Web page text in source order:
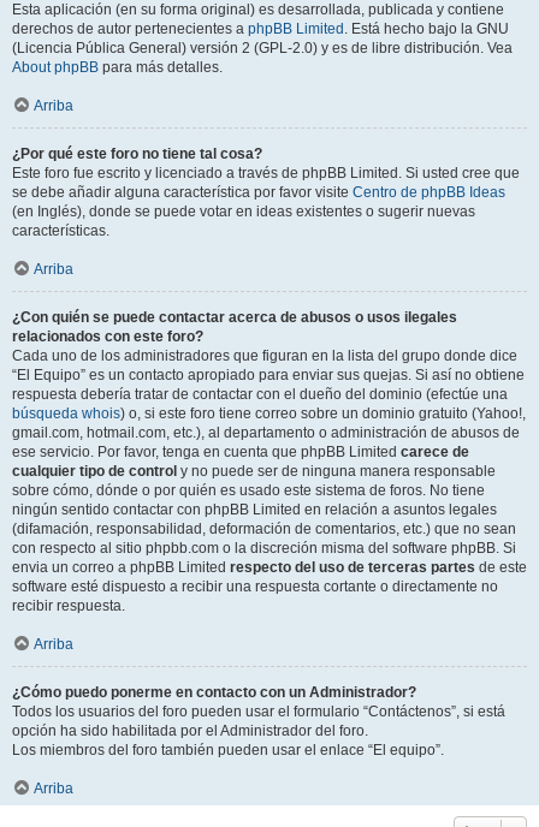
Esta aplicación (en su forma original) es desarrollada, publicada y contiene
derechos de autor pertenecientes a phpBB Limited . Está hecho bajo la GNU
(Licencia Pública General) versión 2 (GPL-2.0) y es de libre distribución. Vea
About phpBB para más detalles.
Arriba
¿Por qué este foro no tiene tal cosa?
Este foro fue escrito y licenciado a través de phpBB Limited. Si usted cree que
se debe añadir alguna característica por favor visite Centro de phpBB Ideas
(en Inglés), donde se puede votar en ideas existentes o sugerir nuevas
características.
Arriba
¿Con quién se puede contactar acerca de abusos o usos ilegales
relacionados con este foro?
Cada uno de los administradores que figuran en la lista del grupo donde dice
“El Equipo” es un contacto apropiado para enviar sus quejas. Si así no obtiene
respuesta debería tratar de contactar con el dueño del dominio (efectúe una
búsqueda whois) o, si este foro tiene correo sobre un dominio gratuito (Yahoo!,
gmail.com, hotmail.com, etc.), al departamento o administración de abusos de
ese servicio. Por favor, tenga en cuenta que phpBB Limited carece de
cualquier tipo de control y no puede ser de ninguna manera responsable
sobre cómo, dónde o por quién es usado este sistema de foros. No tiene
ningún sentido contactar con phpBB Limited en relación a asuntos legales
(difamación, responsabilidad, deformación de comentarios, etc.) que no sean
con respecto al sitio phpbb.com o la discreción misma del software phpBB. Si
envia un correo a phpBB Limited respecto del uso de terceras partes de este
software esté dispuesto a recibir una respuesta cortante o directamente no
recibir respuesta.
Arriba
¿Cómo puedo ponerme en contacto con un Administrador?
Todos los usuarios del foro pueden usar el formulario “Contáctenos”, si está
opción ha sido habilitada por el Administrador del foro.
Los miembros del foro también pueden usar el enlace “El equipo”.
Arriba